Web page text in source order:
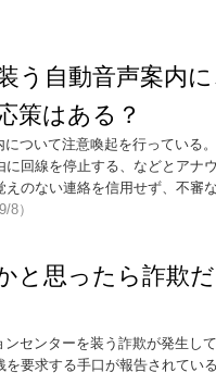
う自動音声案内
策はある？
ついて注意喚起を行っている
回線を停止する、などとアナ
のない連絡を信用せず、不審
8）
と思ったら詐欺
センターを装う詐欺が発生し
要求する手口が報告されてい